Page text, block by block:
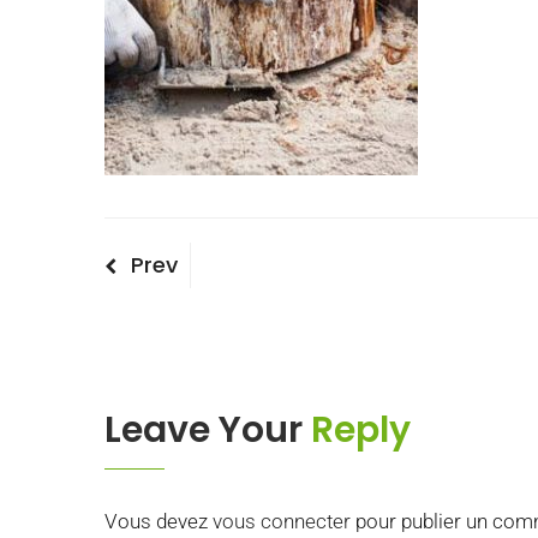
Navigation
Previous
Prev
Leave Your Reply
Vous devez vous connecter pour publier un